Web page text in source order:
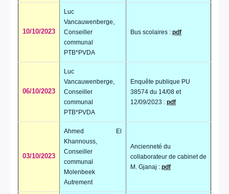
10/10/2023
Luc
Vancauwenberge,
Conseiller
communal
PTB*PVDA
Bus scolaires : pdf
06/10/2023
Luc
Vancauwenberge,
Conseiller
communal
PTB*PVDA
Enquête publique PU
38574 du 14/08 et
12/09/2023 : pdf
03/10/2023
Ahmed El
Khannouss,
Conseiller
communal
Molenbeek
Autrement
Ancienneté du
collaborateur de cabinet de
M. Gjanaj : pdf